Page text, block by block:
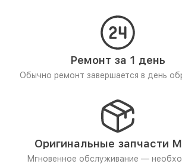
Ремонт за 1 день
Обычно ремонт завершается в день
Оригинальные запчасти
Мгновенное обслуживание —